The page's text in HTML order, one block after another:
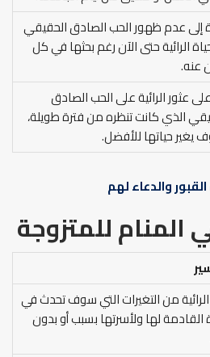
إلى عدم ظهور الحب الصادق الحقيقي
الرائية حتى الآن رغم بحثها في كل
عنه.
عثور الرائية على الحب الصادق
الذي كانت تنظره من فترة طويلة،
يغير حياتها للأفضل.
والدعاء لهم
المنام للمتزوجة
الرائية من التغيرات التي سوف تحدث في
القادمة لها ولأسرتها بسبب أو بدون